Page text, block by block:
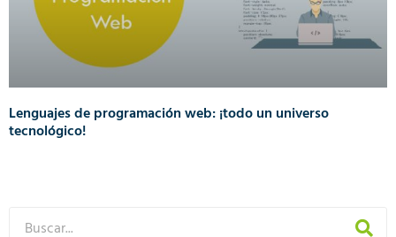
Lenguajes de programación web: ¡todo un universo
tecnológico!